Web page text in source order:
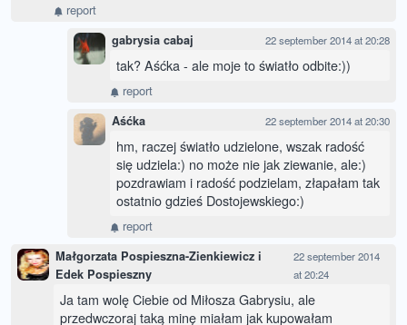
report
gabrysia cabaj 22 september 2014 at 20:28
tak? Aśćka - ale moje to światło odbite:))
report
Aśćka 22 september 2014 at 20:30
hm, raczej światło udzielone, wszak radość
się udziela:) no może nie jak ziewanie, ale:)
pozdrawiam i radość podzielam, złapałam tak
ostatnio gdzieś Dostojewskiego:)
report
Małgorzata Pospieszna-Zienkiewicz i
Edek Pospieszny
22 september 2014
at 20:24
Ja tam wolę Ciebie od Miłosza Gabrysiu, ale
przedwczoraj taką minę miałam jak kupowałam